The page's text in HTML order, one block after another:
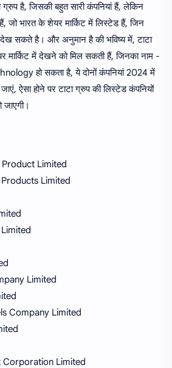
ग्रुप है, जिसकी बहुत सारी कंपनियां हैं, लेकिन
जो भारत के शेयर मार्किट में लिस्टेड हैं, जिन
सकते है। और अनुमान है की भविष्य में, टाटा
मार्किट में देखने को मिल सकती हैं, जिनका नाम -
हो सकता है, ये दोनों कंपनियां 2024 में
जाएं, ऐसा होने पर टाटा ग्रुप की लिस्टेड कंपनियों
Limited
Limited
Limited
Company Limited
Corporation Limited